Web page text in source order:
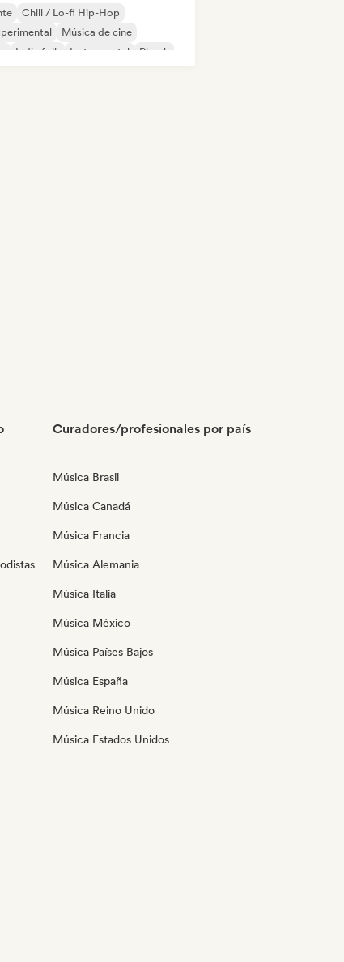
Chill / Lo-fi Hip-Hop
Música de cine
Indie folk Instrumental Phonk
Curadores/profesionales por país
Música Brasil
Música Canadá
Música Francia
Música Alemania
Música Italia
Música México
Música Países Bajos
Música España
Música Reino Unido
Música Estados Unidos